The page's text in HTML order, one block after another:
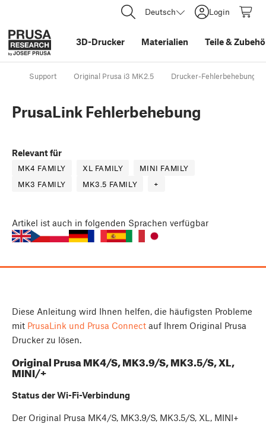
Deutsch Login
3D-Drucker Materialien Teile&
Support Original Prusa i3 MK2.5 Drucker-Fehlerbehebung
PrusaLink Fehlerbehebung
Relevant für
MK4 FAMILY XL FAMILY
MINI FAMILY
MK3 FAMILY
MK3.5 FAMILY +
Artikel ist auch in folgenden Sprachen verfügbar
Diese Anleitung wird Ihnen helfen, die häufigsten Probleme
mit PrusaLink und Prusa Connect auf Ihrem Original Prusa
Drucker zu lösen.
Original Prusa MK4/S, MK3.9/S, MK3.5/S, XL,
MINI/+
Status der Wi-Fi-Verbindung
Der Original Prusa MK4/S, MK3.9/S, MK3.5/S, XL, MINI+